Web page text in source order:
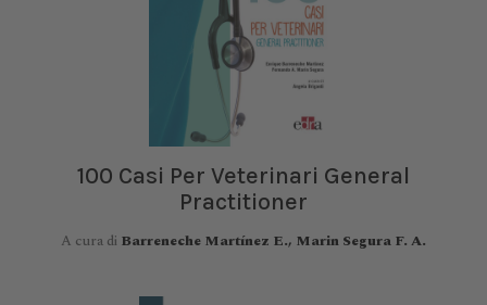
100 Casi Per Veterinari General
Practitioner
A cura di Barreneche Martínez E., Marin Segura F. A.